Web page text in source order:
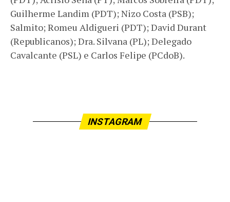
Guilherme Landim (PDT); Nizo Costa (PSB);
Salmito; Romeu Aldigueri (PDT); David Durant
(Republicanos); Dra. Silvana (PL); Delegado
Cavalcante (PSL) e Carlos Felipe (PCdoB).
INSTAGRAM